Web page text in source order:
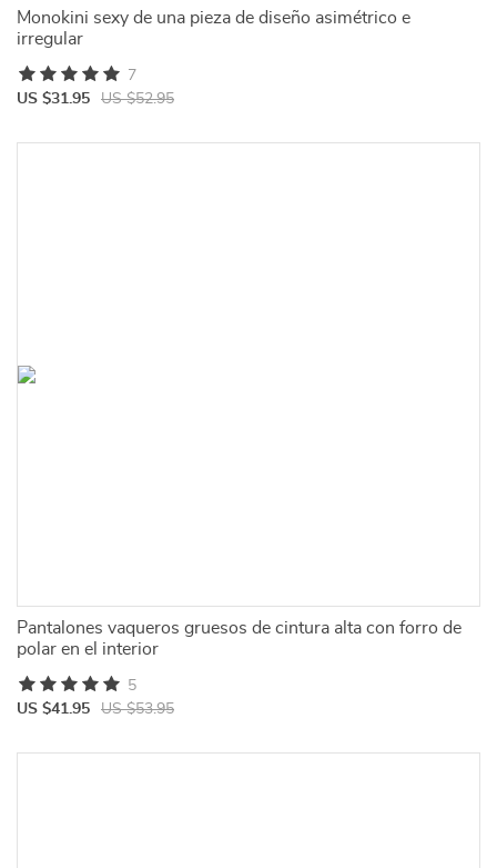
Monokini sexy de una pieza de diseño asimétrico e
irregular
US $31.95 US $52.95
7
Pantalones vaqueros gruesos de cintura alta con forro de
polar en el interior
US $41.95 US $53.95
5